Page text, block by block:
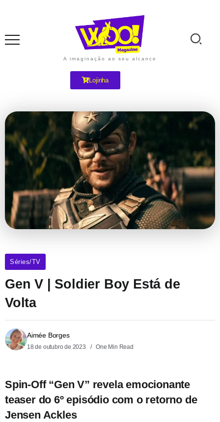
A imaginação ao seu alcance
Lojinha
Séries/TV
Gen V | Soldier Boy Está de
Volta
Aimée Borges
18 de outubro de 2023 One Min Read
Spin-Off “Gen V” revela emocionante
teaser do 6º episódio com o retorno de
Jensen Ackles